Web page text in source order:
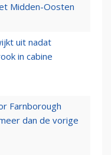
Midden-Oosten
uit nadat
in cabine
Farnborough
dan de vorige